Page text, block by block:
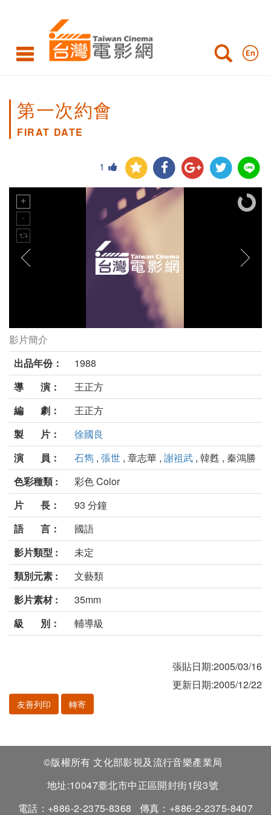
第一次約會
FIRAT DATE
1
第一次約會劇照
影片簡介
出品年份：
1988
導 演：
王正方
編 劇：
王正方
製 片：
徐國良
演 員：
石雋 , 張世 , 章志華 , 謝祖武 , 韓甦 , 秦鴻勝
色彩種類 :
彩色 Color
片 長：
93 分鐘
語 言：
國語
影片類型 :
未定
類別元素 :
文藝類
影片素材 :
35mm
級 別：
輔導級
張貼日期:2005/03/16
更新日期:2005/12/22
友善列印 轉寄
©版權所有 文化部影視及流行音樂產業局
地址:10047臺北市中正區開封街1段3號
電話：+886-2-2375-8368
傳真：+886-2-2375-8407